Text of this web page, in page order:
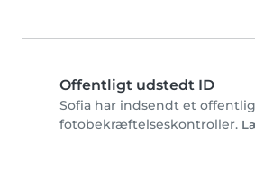
Offentligt udstedt ID
Sofia har indsendt et
fotobekræftelseskontroller.